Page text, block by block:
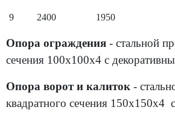
9 2400 1950
Опора ограждения - стальной
сечения 100х100х4 с
Опора ворот и калиток -
квадратного сечения 150х150х4